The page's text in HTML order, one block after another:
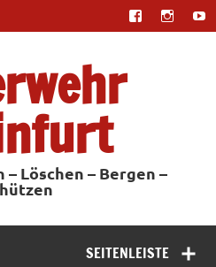
Löschen – Bergen –
SEITENLEISTE